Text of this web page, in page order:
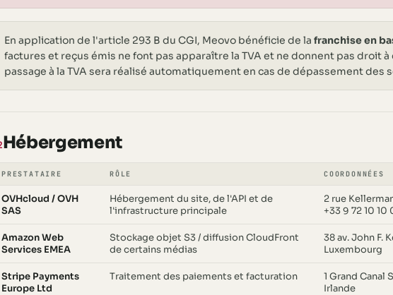
En application de l'article 293 B du CGI, Meovo bénéficie de la franchise en
factures et reçus émis ne font pas apparaître la TVA et ne donnent pas droit
passage à la TVA sera réalisé automatiquement en cas de dépassement des
Hébergement
PRESTATAIRE RÔLE COORDONNÉES
OVHcloud / OVH
SAS
Hébergement du site, de l'API et de
l'infrastructure principale
2 rue
+33 9 72 10 10
Amazon Web
Services EMEA
Stockage objet S3 / diffusion CloudFront
de certains médias
38 av. John F.
Luxembourg
Stripe Payments
Europe Ltd
Traitement des paiements et facturation
1 Grand Canal
Irlande